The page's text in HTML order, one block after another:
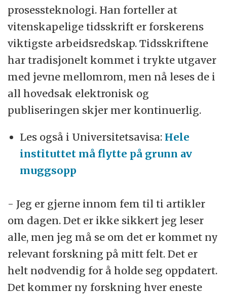
prosessteknologi. Han forteller at
vitenskapelige tidsskrift er forskerens
viktigste arbeidsredskap. Tidsskriftene
har tradisjonelt kommet i trykte utgaver
med jevne mellomrom, men nå leses de i
all hovedsak elektronisk og
publiseringen skjer mer kontinuerlig.
Les også i Universitetsavisa: Hele
instituttet må flytte på grunn av
muggsopp
- Jeg er gjerne innom fem til ti artikler
om dagen. Det er ikke sikkert jeg leser
alle, men jeg må se om det er kommet ny
relevant forskning på mitt felt. Det er
helt nødvendig for å holde seg oppdatert.
Det kommer ny forskning hver eneste